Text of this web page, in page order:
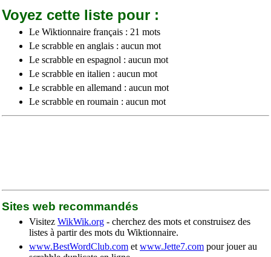
Voyez cette liste pour :
Le Wiktionnaire français : 21 mots
Le scrabble en anglais : aucun mot
Le scrabble en espagnol : aucun mot
Le scrabble en italien : aucun mot
Le scrabble en allemand : aucun mot
Le scrabble en roumain : aucun mot
Sites web recommandés
Visitez WikWik.org - cherchez des mots et construisez des
listes à partir des mots du Wiktionnaire.
www.BestWordClub.com et www.Jette7.com pour jouer au